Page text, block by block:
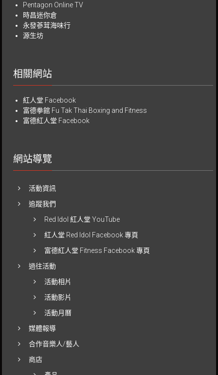
Pentagon Online TV
時昌迷你倉
永發蔘茸海味行
源生坊
相關網站
紅人堂 Facebook
富德拳館 Fu Tak Thai Boxing and Fitness
富德紅人堂 Facebook
網站導覽
活動資訊
追蹤我們
Red Idol 紅人堂 YouTube
紅人堂 Red Idol Facebook 專頁
富德紅人堂 Fitness Facebook 專頁
過往活動
活動相片
活動影片
活動月曆
媒體報導
合作音樂人/藝人
商店